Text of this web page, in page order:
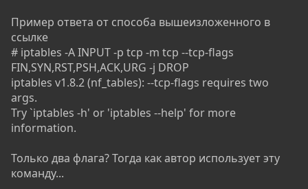
Пример ответа от способа вышеизложенного в
ссылке
# iptables -A INPUT -p tcp -m tcp --tcp-flags
FIN,SYN,RST,PSH,ACK,URG -j DROP
iptables v1.8.2 (nf_tables): --tcp-flags requires two
args.
Try `iptables -h' or 'iptables --help' for more
information.
Только два флага? Тогда как автор использует эту
команду...